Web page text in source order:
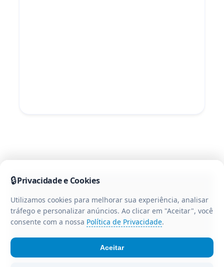
🔒Privacidade e Cookies
Utilizamos cookies para melhorar sua experiência, analisar
tráfego e personalizar anúncios. Ao clicar em "Aceitar", você
consente com a nossa Política de Privacidade.
Aceitar